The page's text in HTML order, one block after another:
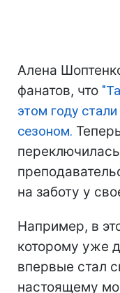
Алена
фанатов, что
этом году
сезоном.
на заботу у
Например, в
которому уже
впервые стал
настоящему